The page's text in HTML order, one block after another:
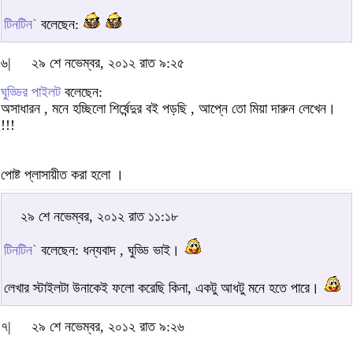
টিনটিন` বলেছেন:
৬|
২৯ শে নভেম্বর, ২০১২ রাত ৯:২৫
ঘুড্ডির পাইলটবলেছেন:
অসাধারন , মনে হচ্ছিলো শির্ষেন্দুর বই পড়ছি , আপ্নে তো মিয়া দারুন লেখেন।
!!!
পোষ্ট প্লাসায়ীত করা হলো ।
২৯ শে নভেম্বর, ২০১২ রাত ১১:১৮
টিনটিন` বলেছেন: ধন্যবাদ , ঘুড্ডি ভাই।
লেখার স্টাইলটা উনাকেই ফলো করেছি কিনা, একটু আধটু মনে হতে পারে।
৭|
২৯ শে নভেম্বর, ২০১২ রাত ৯:২৬